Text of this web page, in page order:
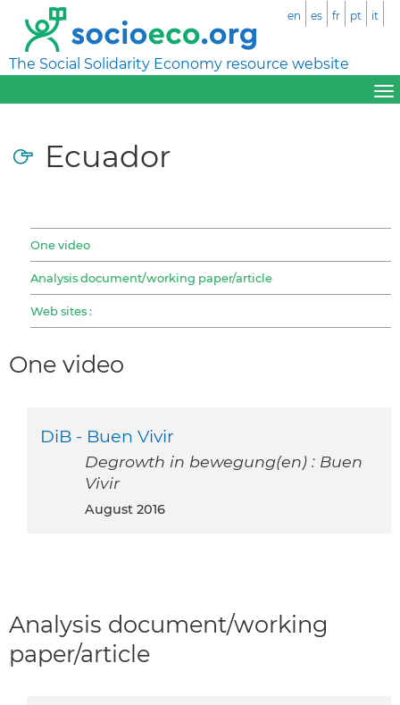
The Social Solidarity Economy resource website
en es fr pt it
Ecuador
One video
Analysis document/working paper/article
Web sites :
One video
DiB - Buen Vivir
Degrowth in bewegung(en) : Buen
Vivir
August 2016
Analysis document/working
paper/article